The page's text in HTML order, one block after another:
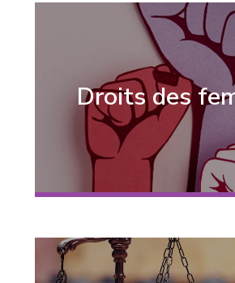
Droits des